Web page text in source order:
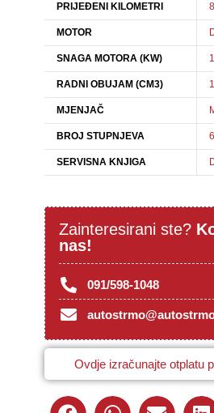
PRIJEĐENI KILOMETRI
MOTOR
SNAGA MOTORA (KW)
RADNI OBUJAM (CM3)
MJENJAČ
BROJ STUPNJEVA
SERVISNA KNJIGA
Zainteresirani ste?
nas!
091/598-1048
Ovdje izračunajte otplatu